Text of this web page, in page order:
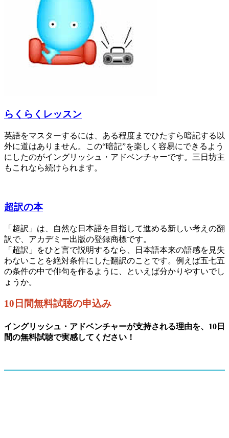
らくらくレッスン
英語をマスターするには、ある程度までひたすら暗記する以
外に道はありません。この“暗記”を楽しく容易にできるよう
にしたのがイングリッシュ・アドベンチャーです。三日坊主
もこれなら続けられます。
超訳の本
「超訳」は、自然な日本語を目指して進める新しい考えの翻
訳で、アカデミー出版の登録商標です。
「超訳」をひと言で説明するなら、日本語本来の語感を見失
わないことを絶対条件にした翻訳のことです。例えば五七五
の条件の中で俳句を作るように、といえば分かりやすいでし
ょうか。
10日間無料試聴の申込み
イングリッシュ・アドベンチャーが支持される理由を、10日
間の無料試聴で実感してください！